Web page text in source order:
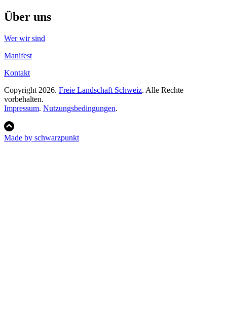
Über uns
Wer wir sind
Manifest
Kontakt
Copyright 2026. Freie Landschaft Schweiz. Alle Rechte
vorbehalten.
Impressum. Nutzungsbedingungen.
Made by schwarzpunkt